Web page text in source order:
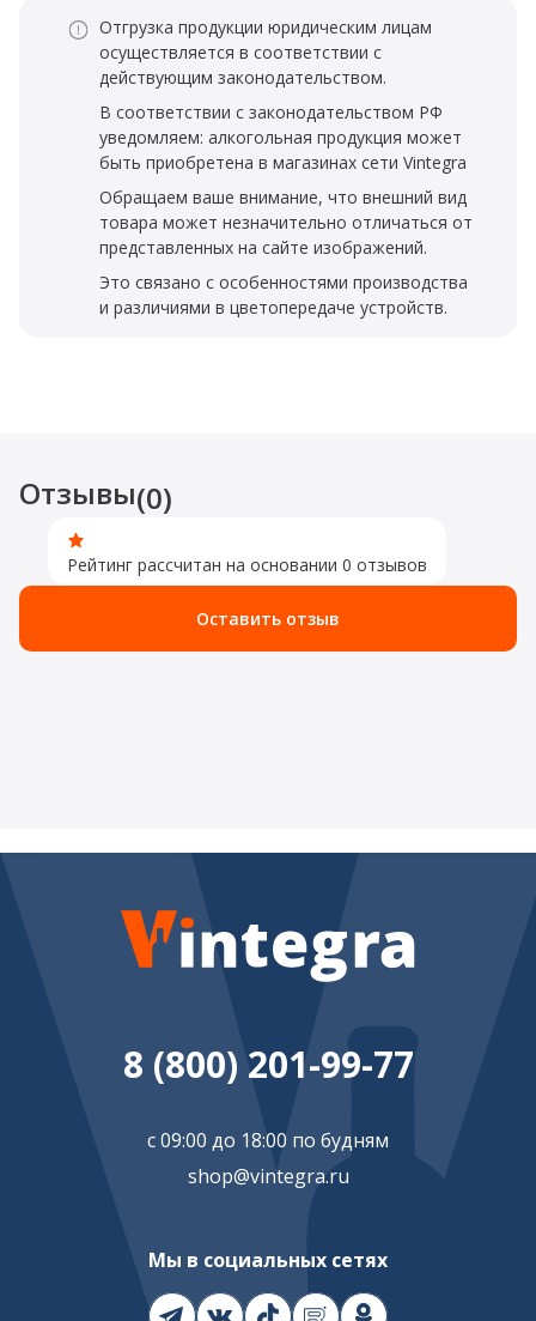
Отгрузка продукции юридическим лицам
осуществляется в соответствии с
действующим законодательством.
В соответствии с законодательством РФ
уведомляем: алкогольная продукция может
быть приобретена в магазинах сети Vintegra
Обращаем ваше внимание, что внешний вид
товара может незначительно отличаться от
представленных на сайте изображений.
Это связано с особенностями производства
и различиями в цветопередаче устройств.
Отзывы(0)
Рейтинг рассчитан на основании 0 отзывов
Оставить отзыв
8 (800) 201-99-77
с 09:00 до 18:00 по будням
shop@vintegra.ru
Мы в социальных сетях